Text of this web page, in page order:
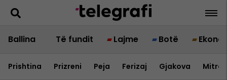
Ballina Të fundit Lajme Botë
Prishtina Prizreni Peja Ferizaj Gjakova